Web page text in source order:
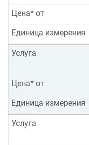
Цена* от
Единица измерения
Услуга
Цена* от
Единица измерения
Услуга